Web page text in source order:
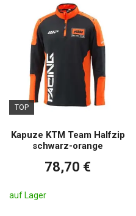
TOP
Kapuze KTM Team Halfzip
schwarz-orange
78,70 €
auf Lager